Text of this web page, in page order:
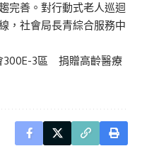
完善。對行動式老人巡迴
，社會局長青綜合服務中
300E-3區 捐贈高齡醫療